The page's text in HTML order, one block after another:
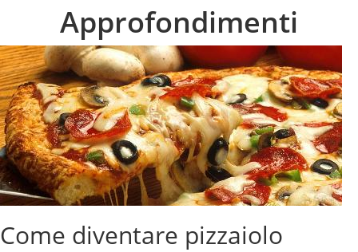
Approfondimenti
Come diventare pizzaiolo